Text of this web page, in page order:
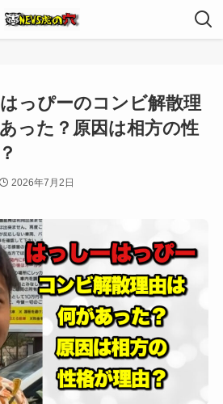
っぴーのコンビ解散理
った？原因は相方の性
2026年7月2日